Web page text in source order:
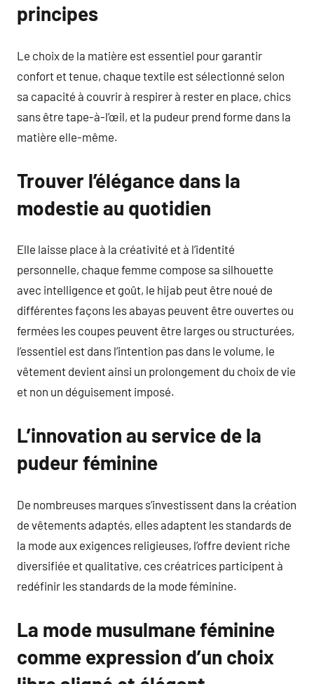
principes
Le choix de la matière est essentiel pour garantir
confort et tenue, chaque textile est sélectionné selon
sa capacité à couvrir à respirer à rester en place, chics
sans être tape-à-l’œil, et la pudeur prend forme dans la
matière elle-même.
Trouver l’élégance dans la
modestie au quotidien
Elle laisse place à la créativité et à l’identité
personnelle, chaque femme compose sa silhouette
avec intelligence et goût, le hijab peut être noué de
différentes façons les abayas peuvent être ouvertes ou
fermées les coupes peuvent être larges ou structurées,
l’essentiel est dans l’intention pas dans le volume, le
vêtement devient ainsi un prolongement du choix de vie
et non un déguisement imposé.
L’innovation au service de la
pudeur féminine
De nombreuses marques s’investissent dans la création
de vêtements adaptés, elles adaptent les standards de
la mode aux exigences religieuses, l’offre devient riche
diversifiée et qualitative, ces créatrices participent à
redéfinir les standards de la mode féminine.
La mode musulmane féminine
comme expression d’un choix